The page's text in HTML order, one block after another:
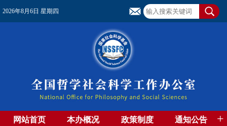
2026年8月6日 星期四
网站首页 本办概况 政策制度 通知公告 +